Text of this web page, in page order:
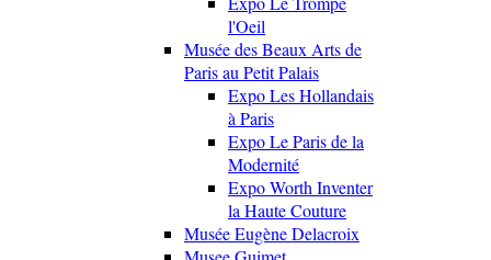
l'Oeil
Musée des Beaux Arts de
Paris au Petit Palais
Expo Les Hollandais
à Paris
Expo Le Paris de la
Modernité
Expo Worth Inventer
la Haute Couture
Musée Eugène Delacroix